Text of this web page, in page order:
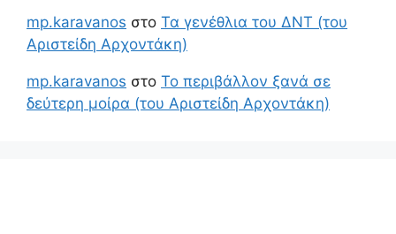
mp.karavanos στο Τα γενέθλια του ΔΝΤ (του
Αριστείδη Αρχοντάκη)
mp.karavanos στο Το περιβάλλον ξανά σε
δεύτερη μοίρα (του Αριστείδη Αρχοντάκη)